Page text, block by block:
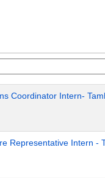
Coordinator Intern-
Representative Intern -